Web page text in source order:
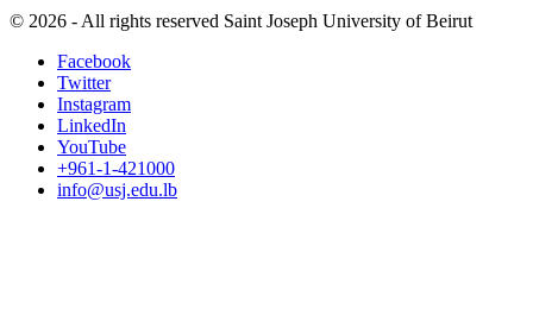
© 2026 - All rights reserved Saint Joseph University of Beirut
Facebook
Twitter
Instagram
LinkedIn
YouTube
+961-1-421000
info@usj.edu.lb